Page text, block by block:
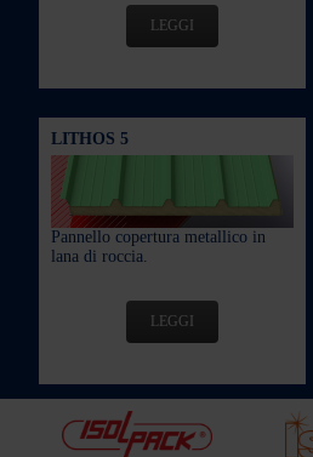
LEGGI
LITHOS 5
Pannello copertura metallico in
lana di roccia.
LEGGI